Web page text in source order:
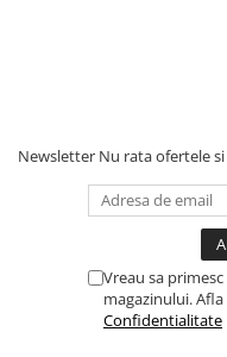
Newsletter Nu rata ofertele
Vreau sa
magazinului.
Confidentialitate